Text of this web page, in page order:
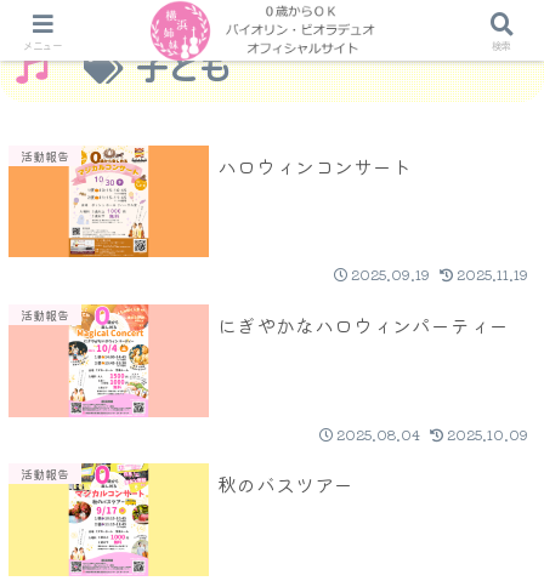
子ども
活動報告 ハロウィンコンサート
2025.09.19 2025.11.19
活動報告 にぎやかなハロウィンパーティー
2025.08.04 2025.10.09
活動報告 秋のバスツアー
メニュー 検索